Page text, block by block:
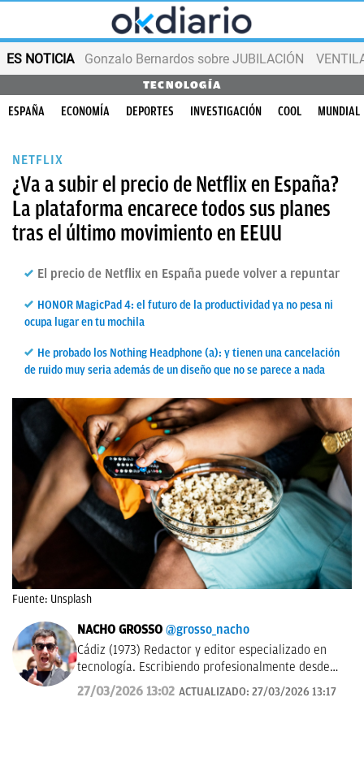
ES NOTICIA Gonzalo Bernardos sobre JUBILACIÓN
TECNOLOGÍA
ESPAÑA ECONOMÍA DEPORTES INVESTIGACIÓN COOL MUNDIAL
NETFLIX
¿Va a subir el precio de Netflix en España?
La plataforma encarece todos sus planes
tras el último movimiento en EEUU
El precio de Netflix en España puede volver a repuntar
HONOR MagicPad 4: el futuro de la productividad ya no pesa ni
ocupa lugar en tu mochila
He probado los Nothing Headphone (a): y tienen una cancelación
de ruido muy seria además de un diseño que no se parece a nada
Fuente: Unsplash
NACHO GROSSO @grosso_nacho
Cádiz (1973) Redactor y editor especializado en
tecnología. Escribiendo profesionalmente desde
2017 para medios de difusión y blogs en español.
27/03/2026 13:02 ACTUALIZADO: 27/03/2026 13:17